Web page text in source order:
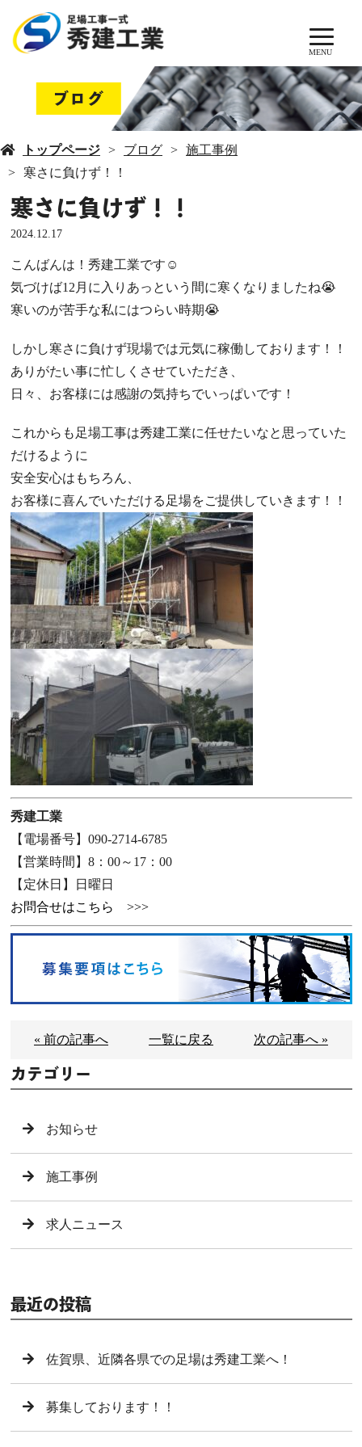
MENU
ブログ
トップページ ブログ
施工事例
寒さに負けず！！
寒さに負けず！！
2024.12.17
こんばんは！秀建工業です☺
気づけば12月に入りあっという間に寒くなりましたね😭
寒いのが苦手な私にはつらい時期😭
しかし寒さに負けず現場では元気に稼働しております！！
ありがたい事に忙しくさせていただき、
日々、お客様には感謝の気持ちでいっぱいです！
これからも足場工事は秀建工業に任せたいなと思っていた
だけるように
安全安心はもちろん、
お客様に喜んでいただける足場をご提供していきます！！
秀建工業
【電場番号】090-2714-6785
【営業時間】8：00～17：00
【定休日】日曜日
お問合せはこちら >>>
« 前の記事へ 一覧に戻る 次の記事へ »
カテゴリー
お知らせ
施工事例
求人ニュース
最近の投稿
佐賀県、近隣各県での足場は秀建工業へ！
募集しております！！